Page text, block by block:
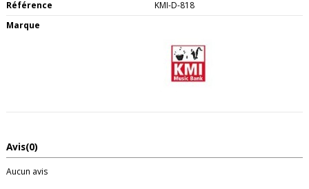
Référence
KMI-D-818
Marque
Avis(0)
Aucun avis